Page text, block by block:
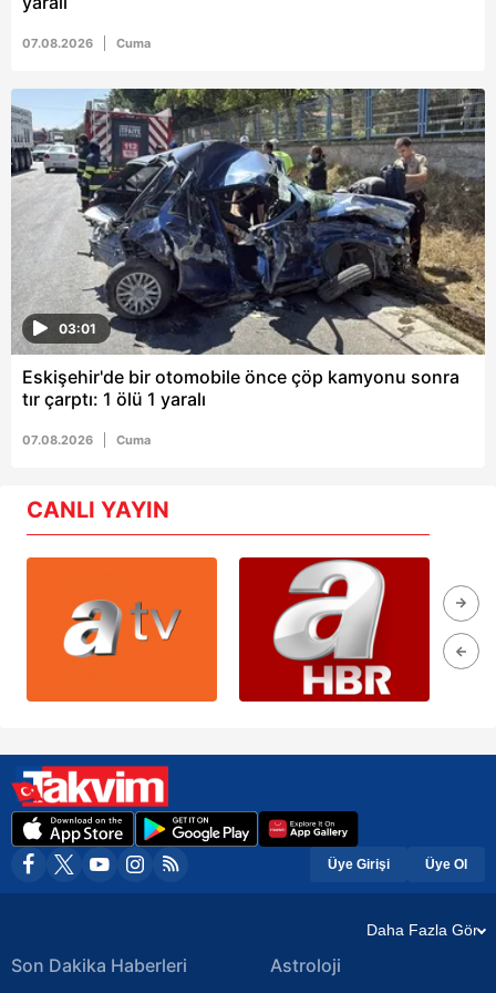
07.08.2026 Cuma
03:01
Eskişehir'de bir otomobile önce çöp kamyonu sonra
tır çarptı: 1 ölü 1 yaralı
07.08.2026 Cuma
CANLI YAYIN
Üye Girişi Üye Ol
Daha Fazla Gör
Son Dakika Haberleri Astroloji